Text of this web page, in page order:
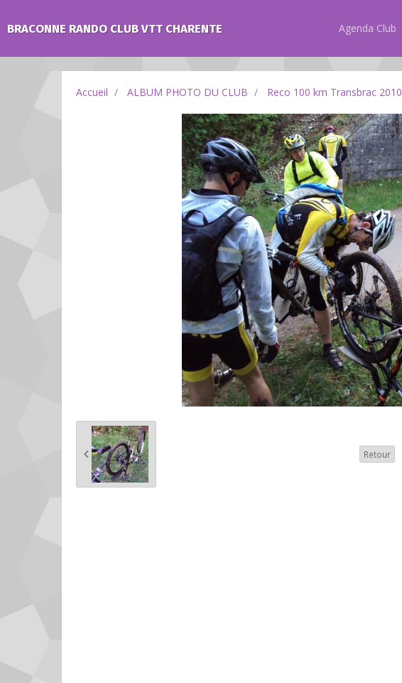
BRACONNE RANDO CLUB VTT CHARENTE Agenda Club
Accueil ALBUM PHOTO DU CLUB Reco 100 km Transbrac 2010
Retour